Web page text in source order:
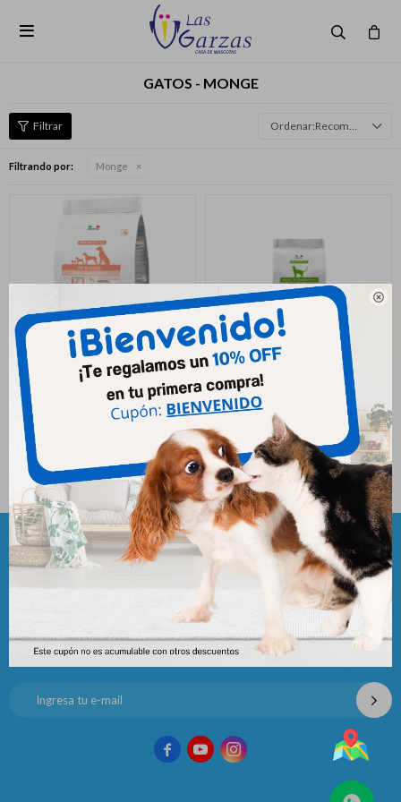


GATOS - MONGE
Recomendados
Filtrando por: Monge
Monge Perro Cach Salmon &
Rice 2.5 Kg
Monge Gato Adult Rabbit 1.5
$1.520
¡Suscribite y recibí todas nuestras novedades!
  